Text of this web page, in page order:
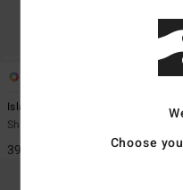
Island 16
Short de bain Bleu Homme
39,99 €
Choose